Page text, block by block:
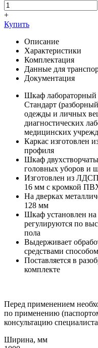
+
Купить
Описание
Характеристики
Комплектация
Данные для
Документация
Шкаф
Стандарт
одежды и личных
диагностических
медицинских
Каркас изготовлен
профиля
Шкаф
головных уборов и
Изготовлен из
16 мм с кромкой
На дверках
128 мм
Шкаф установлен на
регулируются по
пола
Выдерживает
средствами
Поставляется в
комплекте
Перед применением
по применению
консультацию специалиста
Ширина, мм